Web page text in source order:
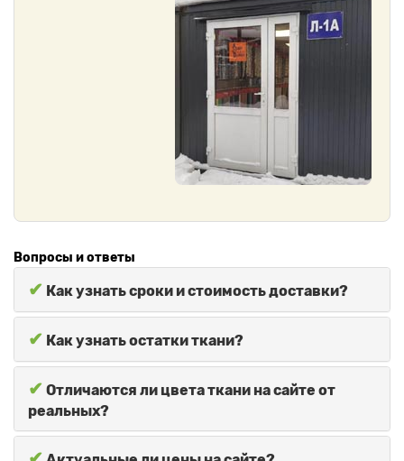
Вопросы и ответы
✔ Как узнать сроки и стоимость доставки?
✔ Как узнать остатки ткани?
✔ Отличаются ли цвета ткани на сайте от
реальных?